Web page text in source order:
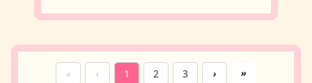
« ‹ 1 2 3 › »